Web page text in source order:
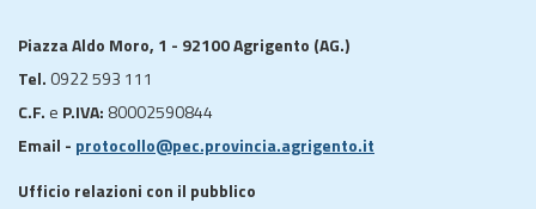
Piazza Aldo Moro, 1 - 92100 Agrigento (AG.)
Tel. 0922 593 111
C.F. e P.IVA: 80002590844
Email - protocollo@pec.provincia.agrigento.it
Ufficio relazioni con il pubblico